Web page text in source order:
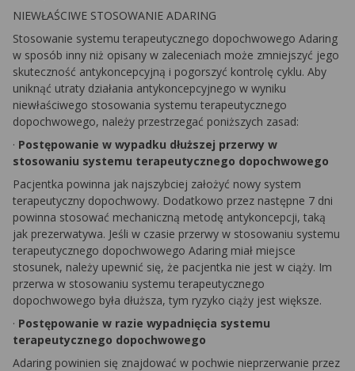
NIEWŁAŚCIWE STOSOWANIE ADARING
Stosowanie systemu terapeutycznego dopochwowego Adaring
w sposób inny niż opisany w zaleceniach może zmniejszyć jego
skuteczność antykoncepcyjną i pogorszyć kontrolę cyklu. Aby
uniknąć utraty działania antykoncepcyjnego w wyniku
niewłaściwego stosowania systemu terapeutycznego
dopochwowego, należy przestrzegać poniższych zasad:
· Postępowanie w wypadku dłuższej przerwy w
stosowaniu systemu terapeutycznego dopochwowego
Pacjentka powinna jak najszybciej założyć nowy system
terapeutyczny dopochwowy. Dodatkowo przez następne 7 dni
powinna stosować mechaniczną metodę antykoncepcji, taką
jak prezerwatywa. Jeśli w czasie przerwy w stosowaniu systemu
terapeutycznego dopochwowego Adaring miał miejsce
stosunek, należy upewnić się, że pacjentka nie jest w ciąży. Im
przerwa w stosowaniu systemu terapeutycznego
dopochwowego była dłuższa, tym ryzyko ciąży jest większe.
· Postępowanie w razie wypadnięcia systemu
terapeutycznego dopochwowego
Adaring powinien się znajdować w pochwie nieprzerwanie przez